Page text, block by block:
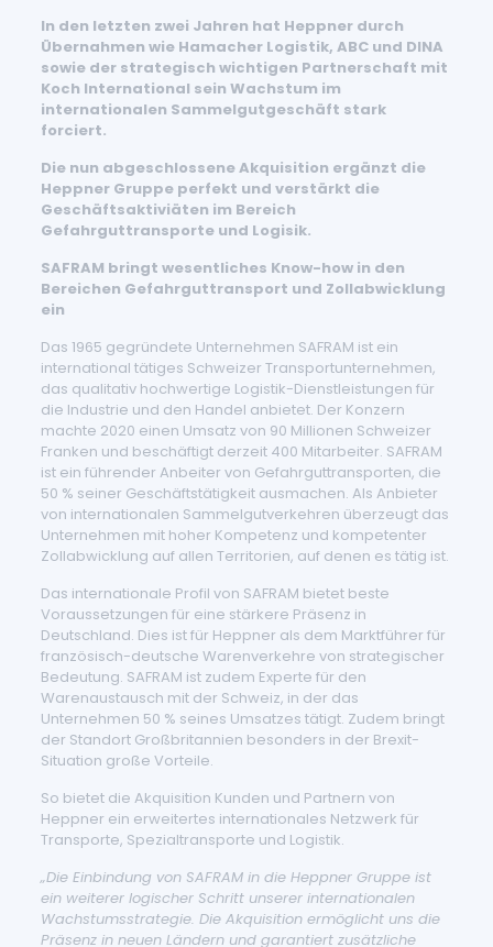
In den letzten zwei Jahren hat Heppner durch
Übernahmen wie Hamacher Logistik, ABC und DINA
sowie der strategisch wichtigen Partnerschaft mit
Koch International sein Wachstum im
internationalen Sammelgutgeschäft stark
forciert.
Die nun abgeschlossene Akquisition ergänzt die
Heppner Gruppe perfekt und verstärkt die
Geschäftsaktiviäten im Bereich
Gefahrguttransporte und Logisik.
SAFRAM bringt wesentliches Know-how in den
Bereichen Gefahrguttransport und Zollabwicklung
ein
Das 1965 gegründete Unternehmen SAFRAM ist ein
international tätiges Schweizer Transportunternehmen,
das qualitativ hochwertige Logistik-Dienstleistungen für
die Industrie und den Handel anbietet. Der Konzern
machte 2020 einen Umsatz von 90 Millionen Schweizer
Franken und beschäftigt derzeit 400 Mitarbeiter. SAFRAM
ist ein führender Anbeiter von Gefahrguttransporten, die
50 % seiner Geschäftstätigkeit ausmachen. Als Anbieter
von internationalen Sammelgutverkehren überzeugt das
Unternehmen mit hoher Kompetenz und kompetenter
Zollabwicklung auf allen Territorien, auf denen es tätig ist.
Das internationale Profil von SAFRAM bietet beste
Voraussetzungen für eine stärkere Präsenz in
Deutschland. Dies ist für Heppner als dem Marktführer für
französisch-deutsche Warenverkehre von strategischer
Bedeutung. SAFRAM ist zudem Experte für den
Warenaustausch mit der Schweiz, in der das
Unternehmen 50 % seines Umsatzes tätigt. Zudem bringt
der Standort Großbritannien besonders in der Brexit-
Situation große Vorteile.
So bietet die Akquisition Kunden und Partnern von
Heppner ein erweitertes internationales Netzwerk für
Transporte, Spezialtransporte und Logistik.
„Die Einbindung von SAFRAM in die Heppner Gruppe ist
ein weiterer logischer Schritt unserer internationalen
Wachstumsstrategie. Die Akquisition ermöglicht uns die
Präsenz in neuen Ländern und garantiert zusätzliche